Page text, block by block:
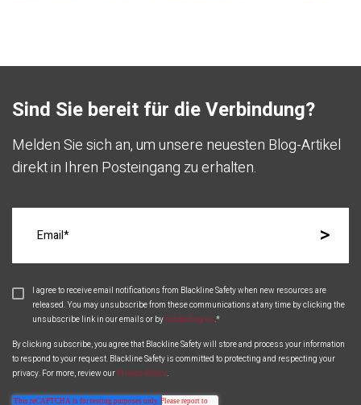
Sind Sie bereit für die Verbindung?
Melden Sie sich an, um unsere neuesten Blog-Artikel
direkt in Ihren Posteingang zu erhalten.
I agree to receive email notifications from Blackline Safety when new resources are
released. You may unsubscribe from these communications at any time by clicking the
unsubscribe link in our emails or bycontacting us.*
By clicking subscribe, you agree that Blackline Safety will store and process your information
to respond to your request. Blackline Safety is committed to protecting and respecting your
privacy. For more, review our Privacy Policy.